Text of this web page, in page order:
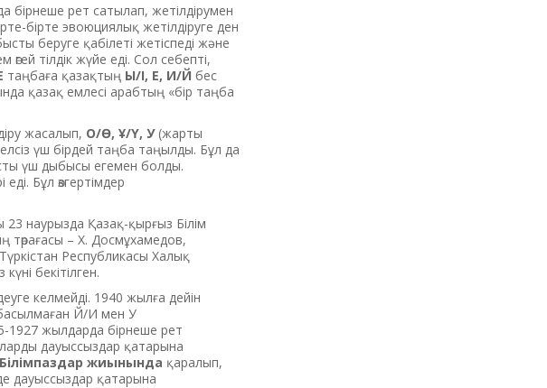
бірнеше рет сатылап, жетілдірумен
бірте эвоюциялық жетілдіруге ден
беруге қабілеті жетіспеді және
тілдік жүйе еді. Сол себепті,
таңбаға қазақтың Ы/І, Е, И/Й бес
қазақ емлесі арабтың «бір таңба
жасалып, О/Ө, Ұ/Ү, У (жарты
үш бірдей таңба таңылды. Бұл да
үш дыбысы егемен болды.
Бұл өзгертімдер
23 наурызда Қазақ-қырғыз Білім
– Х. Досмұхамедов,
Республикасы Халық
бекітілген.
келмейді. 1940 жылға дейін
басылмаған Й/И мен У
1927 жылдарда бірнеше рет
дауыссыздар қатарына
Білімпаздар жиынында қаралып,
дауыссыздар қатарына